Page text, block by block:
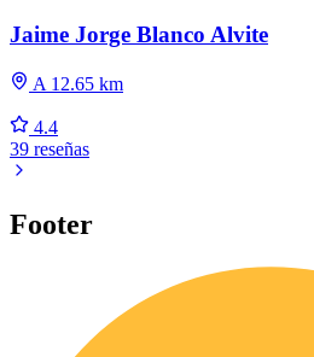
Jaime Jorge Blanco Alvite
A 12.65 km
4.4
39 reseñas
Footer